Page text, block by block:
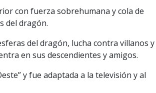
con fuerza sobrehumana y cola de
del dragón.
del dragón, lucha contra villanos y
en sus descendientes y amigos.
y fue adaptada a la televisión y al